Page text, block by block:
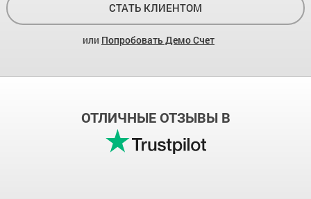
СТАТЬ КЛИЕНТОМ
или Попробовать Демо Счет
ОТЛИЧНЫЕ ОТЗЫВЫ В